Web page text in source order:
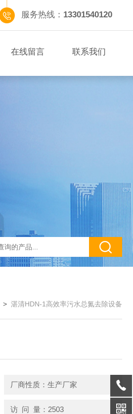
服务热线： 13301540120
在线留言 联系我们
> 湛清HDN-1高效率污水总氮去除设备
厂商性质：生产厂家
访 问 量：2503